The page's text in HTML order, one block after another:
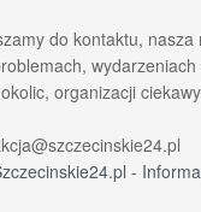
do kontaktu,
organizacji
-